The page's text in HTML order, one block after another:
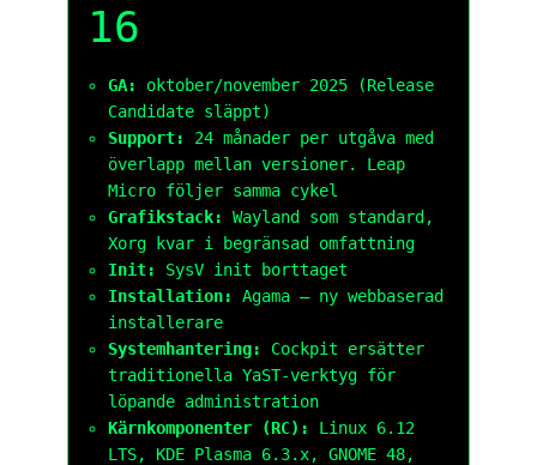
16
GA:
oktober/november 2025 (Release
Candidate släppt)
Support:
24 månader per utgåva med
överlapp mellan versioner. Leap
Micro följer samma cykel
Grafikstack:
Wayland som standard,
Xorg kvar i begränsad omfattning
Init:
SysV init borttaget
Installation:
Agama – ny webbaserad
installerare
Systemhantering:
Cockpit ersätter
traditionella YaST-verktyg för
löpande administration
Kärnkomponenter (RC):
Linux 6.12
LTS, KDE Plasma 6.3.x, GNOME 48,